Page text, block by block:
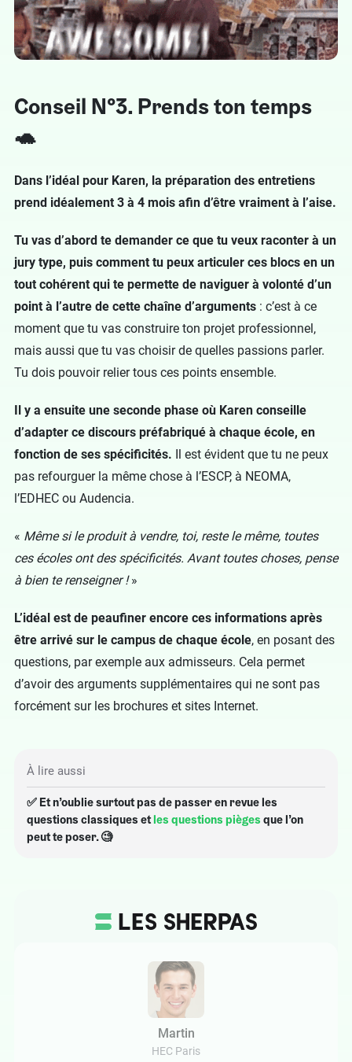
Conseil N°3. Prends ton temps
🐢
Dans l’idéal pour Karen, la préparation des entretiens
prend idéalement 3 à 4 mois afin d’être vraiment à l’aise.
Tu vas d’abord te demander ce que tu veux raconter à un
jury type, puis comment tu peux articuler ces blocs en un
tout cohérent qui te permette de naviguer à volonté d’un
point à l’autre de cette chaîne d’arguments : c’est à ce
moment que tu vas construire ton projet professionnel,
mais aussi que tu vas choisir de quelles passions parler.
Tu dois pouvoir relier tous ces points ensemble.
Il y a ensuite une seconde phase où Karen conseille
d’adapter ce discours préfabriqué à chaque école, en
fonction de ses spécificités. Il est évident que tu ne peux
pas refourguer la même chose à l’ESCP, à NEOMA,
l’EDHEC ou Audencia.
« Même si le produit à vendre, toi, reste le même, toutes
ces écoles ont des spécificités. Avant toutes choses, pense
à bien te renseigner !»
L’idéal est de peaufiner encore ces informations après
être arrivé sur le campus de chaque école, en posant des
questions, par exemple aux admisseurs. Cela permet
d’avoir des arguments supplémentaires qui ne sont pas
forcément sur les brochures et sites Internet.
À lire aussi
✅ Et n’oublie surtout pas de passer en revue les
questions classiques etles questions pièges que l’on
peut te poser. 🧐
Martin
HEC Paris